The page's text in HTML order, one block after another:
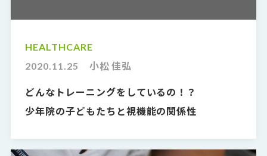
HEALTHCARE
2020.11.25
小松 佳弘
どんなトレーニングをしているの！？
少年院の子どもたちと視機能の関係性